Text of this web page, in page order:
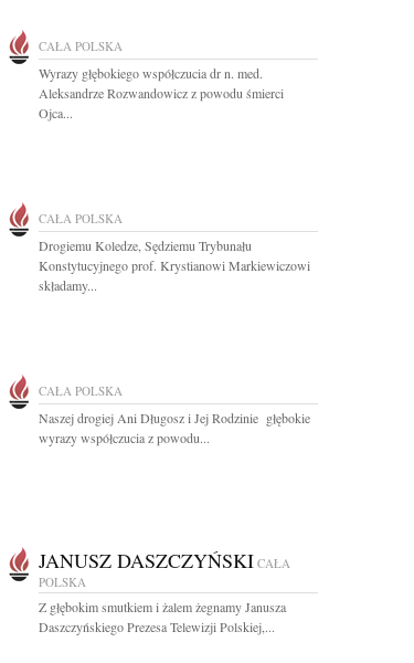
CAŁA POLSKA
Wyrazy głębokiego współczucia dr n. med.
Aleksandrze Rozwandowicz z powodu śmierci
Ojca...
CAŁA POLSKA
Drogiemu Koledze, Sędziemu Trybunału
Konstytucyjnego prof. Krystianowi Markiewiczowi
składamy...
CAŁA POLSKA
Naszej drogiej Ani Długosz i Jej Rodzinie głębokie
wyrazy współczucia z powodu...
JANUSZ DASZCZYŃSKI CAŁA
POLSKA
Z głębokim smutkiem i żalem żegnamy Janusza
Daszczyńskiego Prezesa Telewizji Polskiej,...